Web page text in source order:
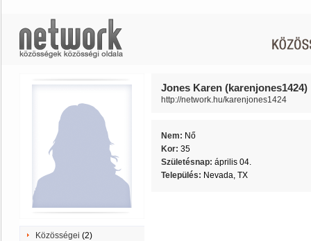
Közösségei (2)
Jones Karen (karenjones1424)
http://network.hu/karenjones1424
Nem: Nő
Kor: 35
Születésnap: április 04.
Település: Nevada, TX